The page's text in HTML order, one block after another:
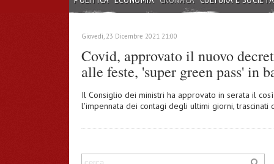
Giovedì, 23 Dicembre 2021 21:00
Covid, approvato il nuovo
alle feste, 'super green pass' in
Il Consiglio dei ministri ha approvato in serata il
l'impennata dei contagi degli ultimi giorni, trascinati